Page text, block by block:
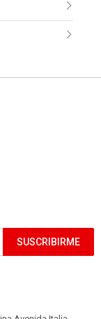
SUSCRIBIRME